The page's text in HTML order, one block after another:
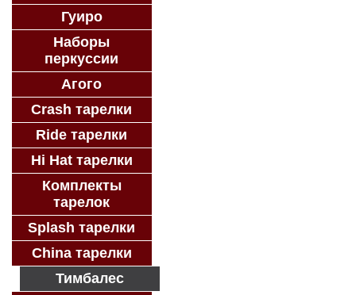
Гуиро
Наборы
перкуссии
Агого
Crash тарелки
Ride тарелки
Hi Hat тарелки
Комплекты
тарелок
Splash тарелки
China тарелки
Тимбалес